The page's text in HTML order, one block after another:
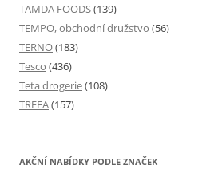
TAMDA FOODS(139)
TEMPO, obchodní družstvo (56)
TERNO(183)
Tesco (436)
Teta drogerie(108)
TREFA(157)
AKČNÍ NABÍDKY PODLE ZNAČEK